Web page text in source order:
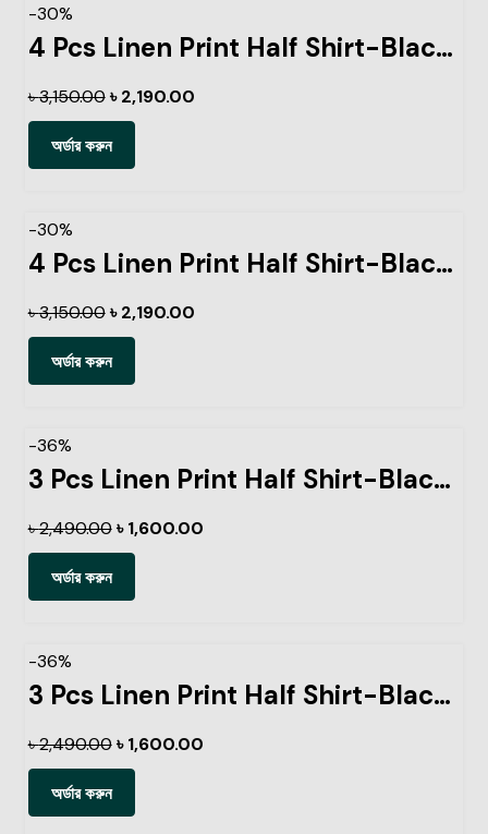
-30%
4 Pcs Linen Print Half Shirt-Black+Sky+Petrol+Kathal
৳3,150.00 ৳2,190.00
অর্ডার করুন
-30%
4 Pcs Linen Print Half Shirt-Black+Sky+Petrol+Lemon
৳3,150.00 ৳2,190.00
অর্ডার করুন
-36%
3 Pcs Linen Print Half Shirt-Black+Sky+Petrol
৳2,490.00 ৳1,600.00
অর্ডার করুন
-36%
3 Pcs Linen Print Half Shirt-Black+Sky+Ash
৳2,490.00 ৳1,600.00
অর্ডার করুন